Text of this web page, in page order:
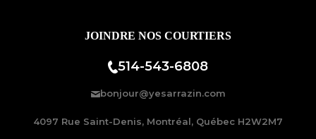
JOINDRE NOS COURTIERS
514-543-6808
bonjour@yesarrazin.com
4097 Rue Saint-Denis, Montréal, Québec H2W2M7